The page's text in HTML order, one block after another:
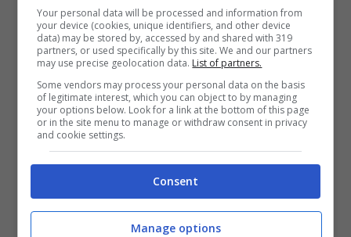
BONUS SPORTBET: 100€ SUBITO
Bonus 50€ SENZA deposito + fino a 50€ di
rimborso
Bonus 50€ senza deposito sport + fino a 50€ di
bonus rimborso sul primo deposito
200€
VERIFICA
Your personal data will be processed and information from
your device (cookies, unique identifiers, and other device
data) may be stored by, accessed by and shared with 319
partners, or used specifically by this site. We and our partners
may use precise geolocation data. List of partners.
Some vendors may process your personal data on the basis
of legitimate interest, which you can object to by managing
your options below. Look for a link at the bottom of this page
or in the site menu to manage or withdraw consent in privacy
and cookie settings.
Consent
Manage options